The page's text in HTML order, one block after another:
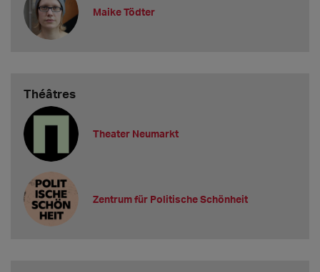
Maike Tödter
Théâtres
Theater Neumarkt
Zentrum für Politische Schönheit